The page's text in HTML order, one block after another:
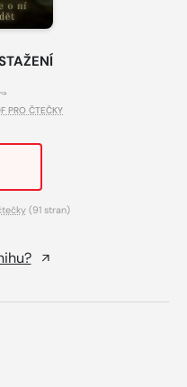
PRO ČTEČKY
(91 stran)